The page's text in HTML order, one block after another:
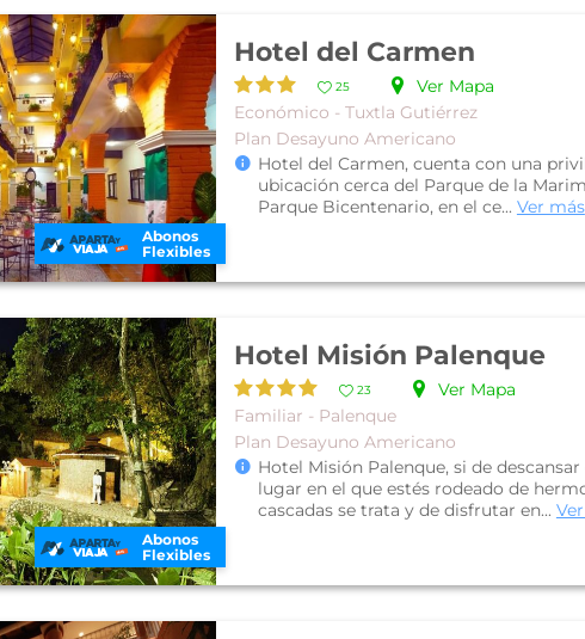
Abonos
Flexibles
Hotel del Carmen
25
Ver Mapa
Económico - Tuxtla Gutiérrez
Plan Desayuno Americano
Hotel del Carmen, cuenta con una
ubicación cerca del Parque de la
Parque Bicentenario, en el ce... Ver más
Abonos
Flexibles
Hotel Misión Palenque
23
Ver Mapa
Familiar - Palenque
Plan Desayuno Americano
Hotel Misión Palenque, si de descansar
lugar en el que estés rodeado de
cascadas se trata y de disfrutar en...